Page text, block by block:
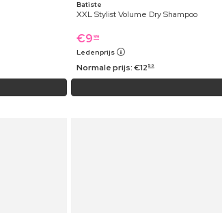
Batiste
XXL Stylist Volume Dry Shampoo
€9 99
Ledenprijs
Normale prijs:€12 59